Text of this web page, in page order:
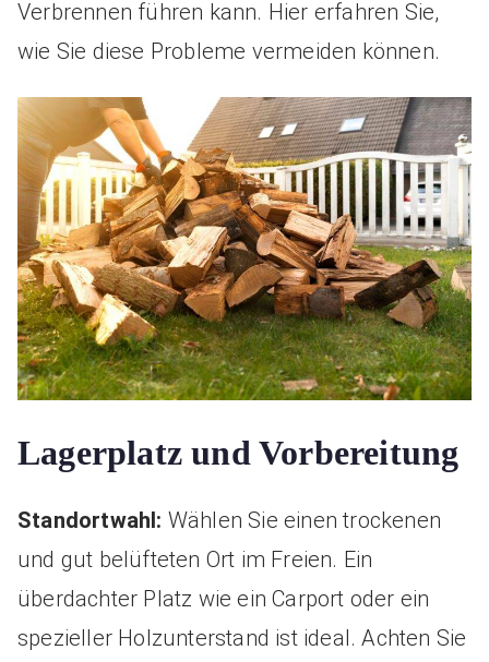
Verbrennen führen kann. Hier erfahren Sie,
wie Sie diese Probleme vermeiden können.
Lagerplatz und Vorbereitung
Standortwahl: Wählen Sie einen trockenen
und gut belüfteten Ort im Freien. Ein
überdachter Platz wie ein Carport oder ein
spezieller Holzunterstand ist ideal. Achten Sie